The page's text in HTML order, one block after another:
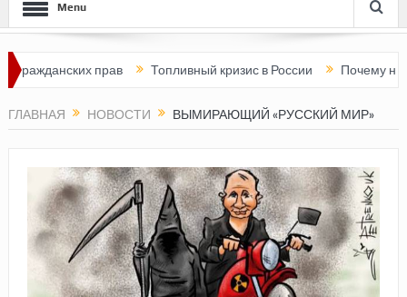
Menu
прав Топливный кризис в России Почему
ГЛАВНАЯ НОВОСТИ ВЫМИРАЮЩИЙ «РУССКИЙ МИР»